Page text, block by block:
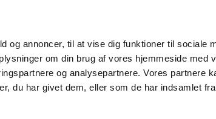
og annoncer, til at vise dig funktioner til sociale
om din brug af vores hjemmeside med
og analysepartnere. Vores partnere
du har givet dem, eller som de har indsamlet
Service og reklamation
Find reservedele